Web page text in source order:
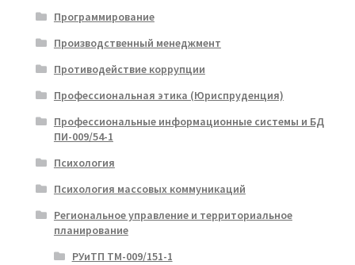
Программирование
Производственный менеджмент
Противодействие коррупции
Профессиональная этика (Юриспруденция)
Профессиональные информационные системы и БД
ПИ-009/54-1
Психология
Психология массовых коммуникаций
Региональное управление и территориальное
планирование
РУиТП ТМ-009/151-1